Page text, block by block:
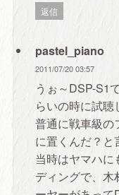
返信
pastel_piano
2011/07/20 03:57
うぉ～DSP-S1
らいの時に試
普通に戦車級の
に置くんだ？と
当時はヤマハに
ディングで、木